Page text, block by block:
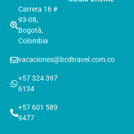
Carrera 16 #
93-08,
Bogotá,
Colombia
vacaciones@bcdtravel.com.co
+57 324 397
6134
+57 601 589
9477